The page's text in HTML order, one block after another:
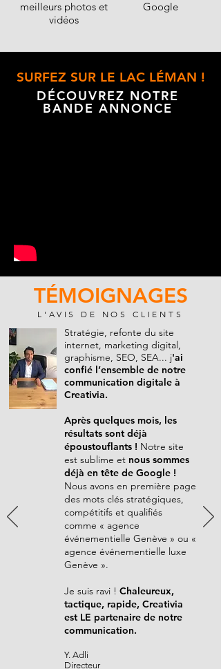
meilleurs photos et
vidéos
Google
SURFEZ SUR LE LAC LÉMAN !
DÉCOUVREZ NOTRE
BANDE ANNONCE
TÉMOIGNAGES
L'AVIS DE NOS CLIENTS
Stratégie, refonte du site
internet, marketing digital,
graphisme, SEO, SEA... j'ai
confié l’ensemble de notre
communication digitale à
Creativia.
Après quelques mois, les
résultats sont déjà
époustouflants ! Notre site
est sublime et nous sommes
déjà en tête de Google !
Nous avons en première page
des mots clés stratégiques,
compétitifs et qualifiés
comme « agence
événementielle Genève » ou «
agence événementielle luxe
Genève ».
Je suis ravi ! Chaleureux,
tactique, rapide, Creativia
est LE partenaire de notre
communication.
Y. Adli
Directeur